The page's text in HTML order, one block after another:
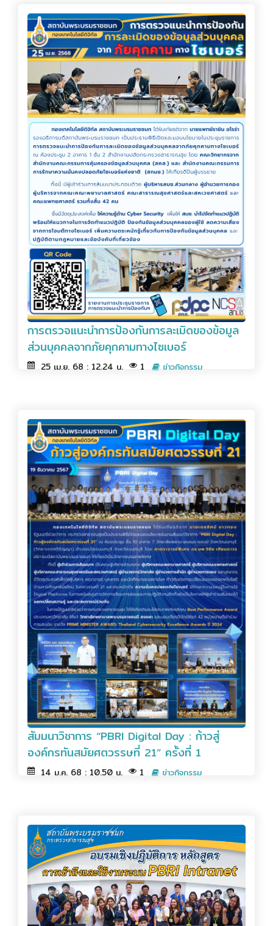
การตรวจแนะนำการป้องกันการละเมิดของข้อมูล
ส่วนบุคคลจากภัยคุกคามทางไซเบอร์
25 เม.ย. 68 : 12.24 น. 1 ข่าวกิจกรรม
สัมมนาวิชาการ “PBRI Digital Day : ก้าวสู่
องค์กรทันสมัยศตวรรษที่ 21” ครั้งที่ 1
14 ม.ค. 68 : 10.50 น. 1 ข่าวกิจกรรม